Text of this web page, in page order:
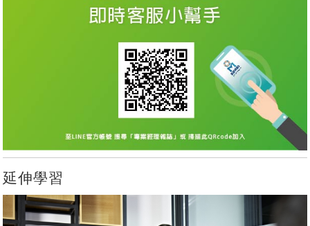
延伸學習